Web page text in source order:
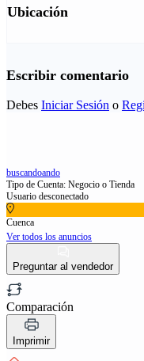
Ubicación
Escribir comentario
Debes Iniciar Sesión o
buscandoando
Tipo de Cuenta: Negocio o Tienda
Usuario desconectado
Cuenca
Ver todos los anuncios
Preguntar al vendedor
Comparación
Imprimir